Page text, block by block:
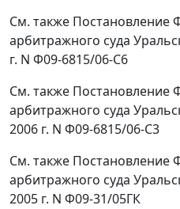
См. также Постановление
арбитражного суда
г. N Ф09-6815/06-С6
См. также Постановление
арбитражного суда
2006 г. N Ф09-6815/06-С3
См. также Постановление
арбитражного суда
2005 г. N Ф09-31/05ГК